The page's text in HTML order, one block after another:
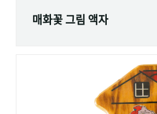
매화꽃 그림 액자